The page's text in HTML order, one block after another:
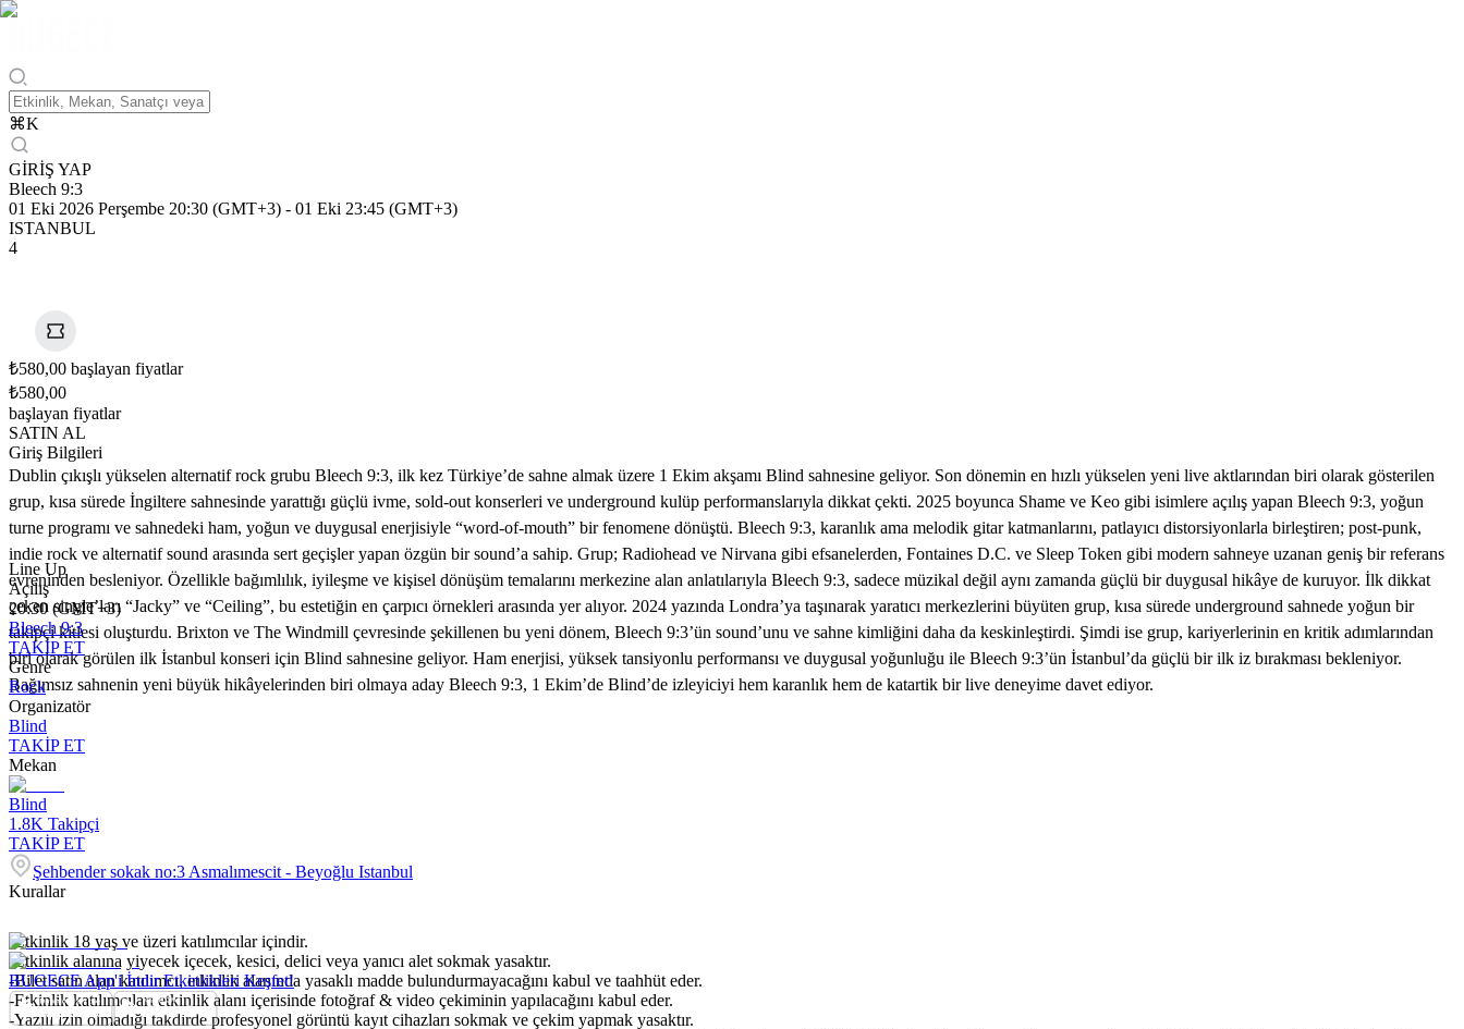
⌘K
GİRİŞ YAP
Bleech 9:3
01 Eki 2026 Perşembe 20:30 (GMT+3) - 01 Eki 23:45 (GMT+3)
ISTANBUL
4
₺580,00 başlayan fiyatlar
₺580,00
başlayan fiyatlar
SATIN AL
Giriş Bilgileri
Dublin çıkışlı yükselen alternatif rock grubu Bleech 9:3, ilk kez Türkiye’de sahne almak üzere 1 Ekim akşamı Blind sahnesine geliyor. Son dönemin en hızlı yükselen yeni live aktlarından biri olarak gösterilen
grup, kısa sürede İngiltere sahnesinde yarattığı güçlü ivme, sold-out konserleri ve underground kulüp performanslarıyla dikkat çekti. 2025 boyunca Shame ve Keo gibi isimlere açılış yapan Bleech 9:3, yoğun
turne programı ve sahnedeki ham, yoğun ve duygusal enerjisiyle “word-of-mouth” bir fenomene dönüştü. Bleech 9:3, karanlık ama melodik gitar katmanlarını, patlayıcı distorsiyonlarla birleştiren; post-punk,
indie rock ve alternatif sound arasında sert geçişler yapan özgün bir sound’a sahip. Grup; Radiohead ve Nirvana gibi efsanelerden, Fontaines D.C. ve Sleep Token gibi modern sahneye uzanan geniş bir referans
evreninden besleniyor. Özellikle bağımlılık, iyileşme ve kişisel dönüşüm temalarını merkezine alan anlatılarıyla Bleech 9:3, sadece müzikal değil aynı zamanda güçlü bir duygusal hikâye de kuruyor. İlk dikkat
çeken single’ları “Jacky” ve “Ceiling”, bu estetiğin en çarpıcı örnekleri arasında yer alıyor. 2024 yazında Londra’ya taşınarak yaratıcı merkezlerini büyüten grup, kısa sürede underground sahnede yoğun bir
takipçi kitlesi oluşturdu. Brixton ve The Windmill çevresinde şekillenen bu yeni dönem, Bleech 9:3’ün sound’unu ve sahne kimliğini daha da keskinleştirdi. Şimdi ise grup, kariyerlerinin en kritik adımlarından
biri olarak görülen ilk İstanbul konseri için Blind sahnesine geliyor. Ham enerjisi, yüksek tansiyonlu performansı ve duygusal yoğunluğu ile Bleech 9:3’ün İstanbul’da güçlü bir ilk iz bırakması bekleniyor.
Bağımsız sahnenin yeni büyük hikâyelerinden biri olmaya aday Bleech 9:3, 1 Ekim’de Blind’de izleyiciyi hem karanlık hem de katartik bir live deneyime davet ediyor.
Line Up
Açılış
20:30 (GMT+3)
Bleech 9:3
TAKİP ET
Genre
Rock
Organizatör
Blind
TAKİP ET
Mekan
Blind
1.8K Takipçi
TAKİP ET
Şehbender sokak no:3 Asmalımescit - Beyoğlu Istanbul
Kurallar
-Etkinlik 18 yaş ve üzeri katılımcılar içindir.
-Etkinlik alanına yiyecek içecek, kesici, delici veya yanıcı alet sokmak yasaktır.
-Bilet satın alan katılımcı, etkinlik alanında yasaklı madde bulundurmayacağını kabul ve taahhüt eder.
-Etkinlik katılımcıları etkinlik alanı içerisinde fotoğraf & video çekiminin yapılacağını kabul eder.
-Yazılı izin olmadığı takdirde profesyonel görüntü kayıt cihazları sokmak ve çekim yapmak yasaktır.
BUGECE App'i İndir Etkinlikleri Keşfet!